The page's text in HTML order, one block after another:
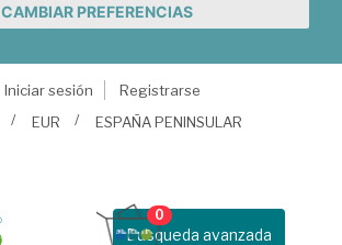
CAMBIAR PREFERENCIAS
Iniciar sesión
Registrarse
EUR ESPAÑA PENINSULAR
Busqueda avanzada
0